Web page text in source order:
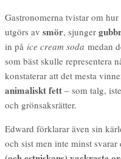
Gastronomerna tvistar om
utgörs av smör, sjunger
in på ice cream soda medan
som bäst skulle representera
konstaterar att det mesta
animaliskt fett – som talg,
och grönsaksrätter.
Edward förklarar även sin
och sist men inte minst